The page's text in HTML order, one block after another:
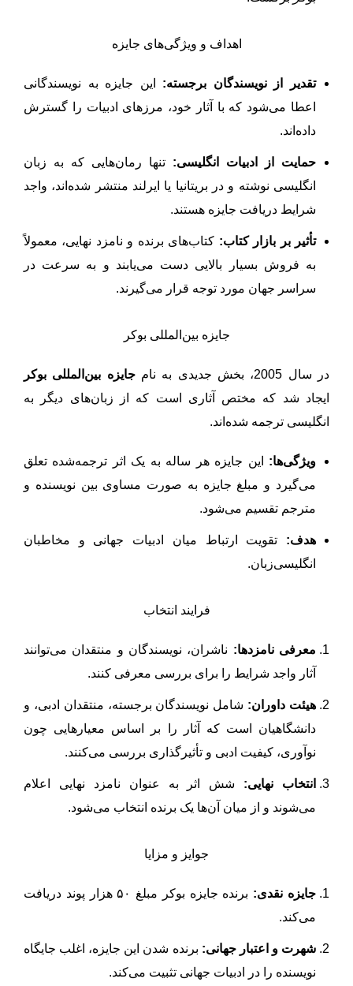
اهداف و ویژگی‌های جایزه
تقدیر از نویسندگان برجسته: این جایزه به نویسندگانی
اعطا می‌شود که با آثار خود، مرزهای ادبیات را گسترش
داده‌اند.
حمایت از ادبیات انگلیسی: تنها رمان‌هایی که به زبان
انگلیسی نوشته و در بریتانیا یا ایرلند منتشر شده‌اند، واجد
شرایط دریافت جایزه هستند.
تأثیر بر بازار کتاب: کتاب‌های برنده و نامزد نهایی، معمولاً
به فروش بسیار بالایی دست می‌یابند و به سرعت در
سراسر جهان مورد توجه قرار می‌گیرند.
جایزه بین‌المللی بوکر
در سال 2005، بخش جدیدی به نام
جایزه بین‌المللی بوکر
ایجاد شد که مختص آثاری است که از زبان‌های دیگر به
انگلیسی ترجمه شده‌اند.
ویژگی‌ها: این جایزه هر ساله به یک اثر ترجمه‌شده تعلق
می‌گیرد و مبلغ جایزه به صورت مساوی بین نویسنده و
مترجم تقسیم می‌شود.
هدف: تقویت ارتباط میان ادبیات جهانی و مخاطبان
انگلیسی‌زبان.
فرایند انتخاب
معرفی نامزدها: ناشران، نویسندگان و منتقدان می‌توانند
آثار واجد شرایط را برای بررسی معرفی کنند.
هیئت داوران: شامل نویسندگان برجسته، منتقدان ادبی، و
دانشگاهیان است که آثار را بر اساس معیارهایی چون
نوآوری، کیفیت ادبی و تأثیرگذاری بررسی می‌کنند.
انتخاب نهایی: شش اثر به عنوان نامزد نهایی اعلام
می‌شوند و از میان آن‌ها یک برنده انتخاب می‌شود.
جوایز و مزایا
جایزه نقدی:
برنده جایزه بوکر مبلغ ۵۰ هزار پوند دریافت
می‌کند.
شهرت و اعتبار جهانی: برنده شدن این جایزه، اغلب جایگاه
نویسنده را در ادبیات جهانی تثبیت می‌کند.